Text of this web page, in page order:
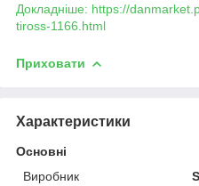
Докладніше: https://
tiross-1166.html
Приховати
Характеристики
Основні
Виробник